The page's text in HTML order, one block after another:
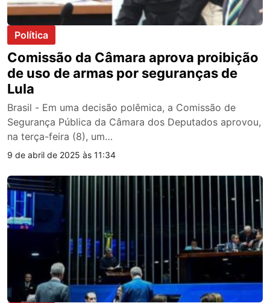
Política
Comissão da Câmara aprova proibição
de uso de armas por seguranças de
Lula
Brasil - Em uma decisão polêmica, a Comissão de
Segurança Pública da Câmara dos Deputados aprovou,
na terça-feira (8), um…
9 de abril de 2025 às 11:34